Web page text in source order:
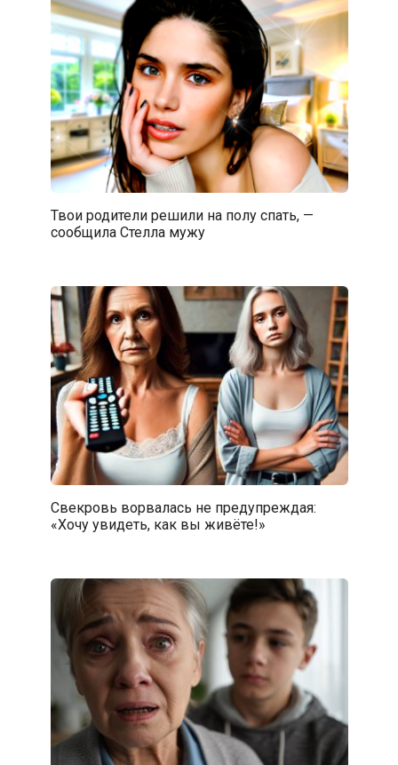
Твои родители решили на полу спать, —
сообщила Стелла мужу
Свекровь ворвалась не предупреждая:
«Хочу увидеть, как вы живёте!»